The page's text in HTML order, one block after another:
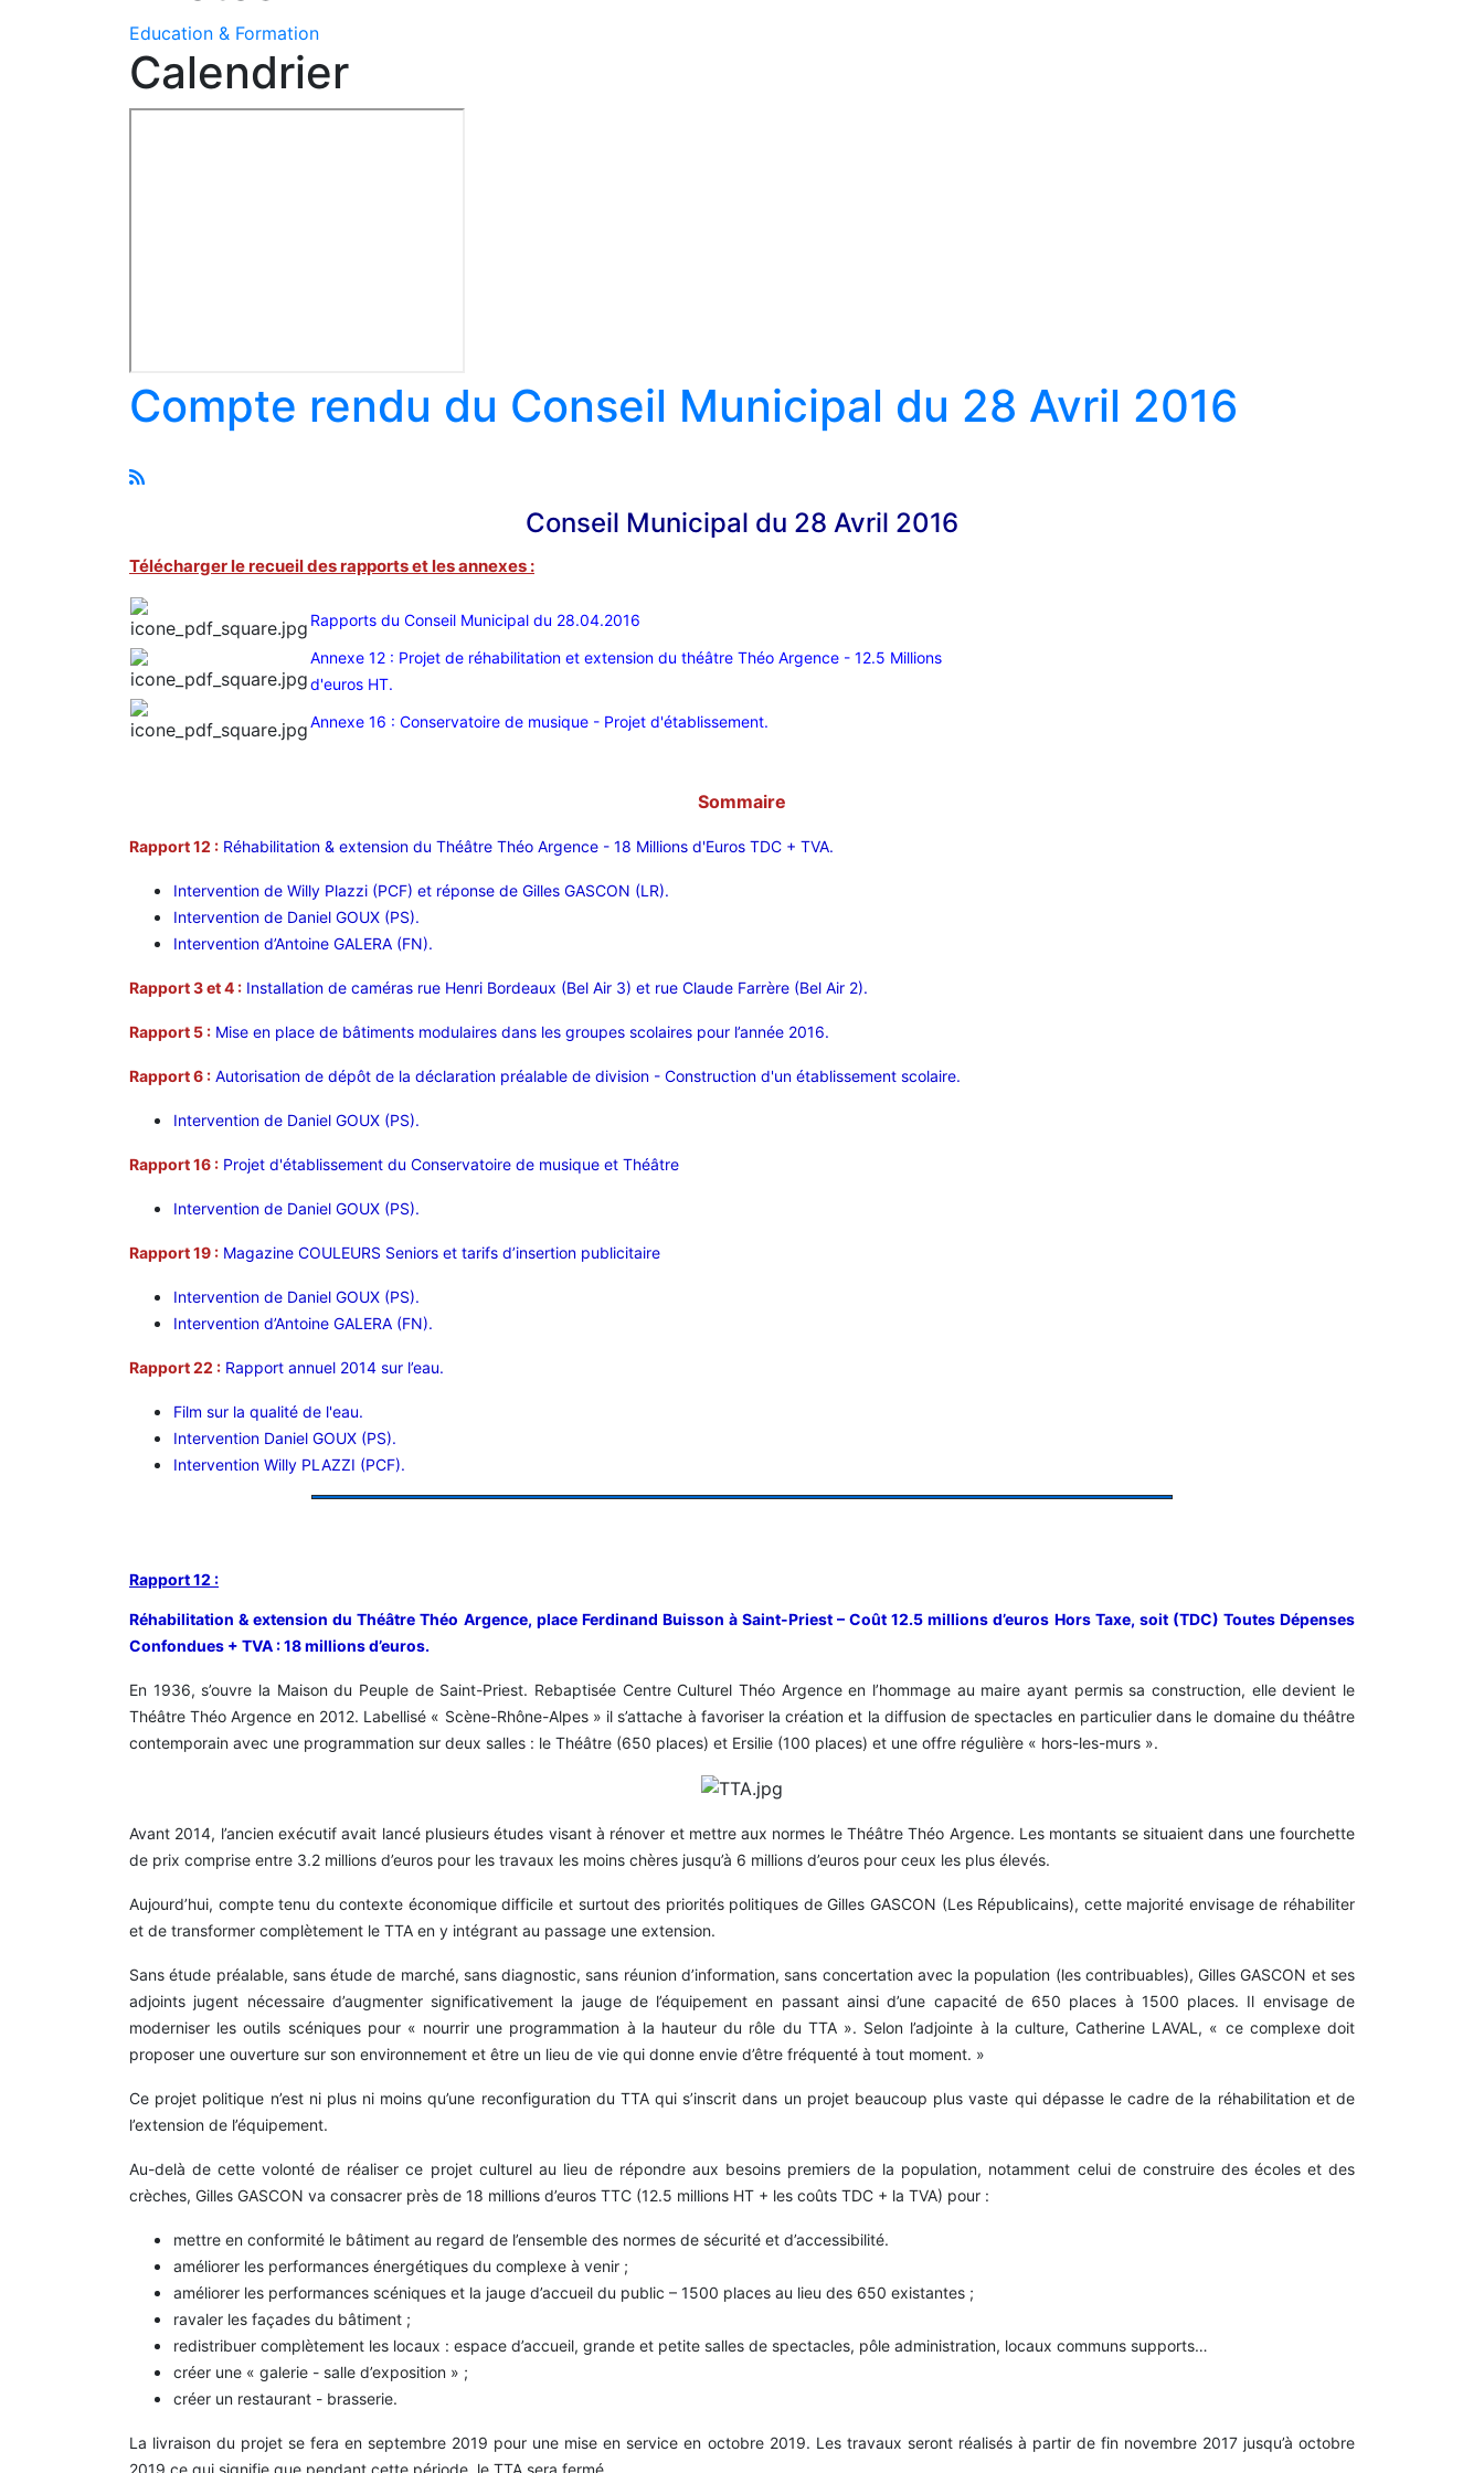
Education & Formation
Calendrier
Compte rendu du Conseil Municipal du 28 Avril 2016
Conseil Municipal du 28 Avril 2016
Télécharger le recueil des rapports et les annexes :
Rapports du Conseil Municipal du 28.04.2016
Annexe 12 : Projet de réhabilitation et extension du théâtre Théo Argence - 12.5 Millions
d'euros HT.
Annexe 16 : Conservatoire de musique - Projet d'établissement.
Sommaire
Rapport 12 : Réhabilitation & extension du Théâtre Théo Argence - 18 Millions d'Euros TDC + TVA.
Intervention de Willy Plazzi (PCF) et réponse de Gilles GASCON (LR).
Intervention de Daniel GOUX (PS).
Intervention d’Antoine GALERA (FN).
Rapport 3 et 4 : Installation de caméras rue Henri Bordeaux (Bel Air 3) et rue Claude Farrère (Bel Air 2).
Rapport 5 : Mise en place de bâtiments modulaires dans les groupes scolaires pour l’année 2016.
Rapport 6 : Autorisation de dépôt de la déclaration préalable de division - Construction d'un établissement scolaire.
Intervention de Daniel GOUX (PS).
Rapport 16 : Projet d'établissement du Conservatoire de musique et Théâtre
Intervention de Daniel GOUX (PS).
Rapport 19 : Magazine COULEURS Seniors et tarifs d’insertion publicitaire
Intervention de Daniel GOUX (PS).
Intervention d’Antoine GALERA (FN).
Rapport 22 : Rapport annuel 2014 sur l’eau.
Film sur la qualité de l'eau.
Intervention Daniel GOUX (PS).
Intervention Willy PLAZZI (PCF).
Rapport 12 :
Réhabilitation & extension du Théâtre Théo Argence, place Ferdinand Buisson à Saint-Priest – Coût 12.5 millions d’euros Hors Taxe, soit (TDC) Toutes Dépenses
Confondues + TVA : 18 millions d’euros.
En 1936, s’ouvre la Maison du Peuple de Saint-Priest. Rebaptisée Centre Culturel Théo Argence en l’hommage au maire ayant permis sa construction, elle devient le
Théâtre Théo Argence en 2012. Labellisé « Scène-Rhône-Alpes » il s’attache à favoriser la création et la diffusion de spectacles en particulier dans le domaine du théâtre
contemporain avec une programmation sur deux salles : le Théâtre (650 places) et Ersilie (100 places) et une offre régulière « hors-les-murs ».
Avant 2014, l’ancien exécutif avait lancé plusieurs études visant à rénover et mettre aux normes le Théâtre Théo Argence. Les montants se situaient dans une fourchette
de prix comprise entre 3.2 millions d’euros pour les travaux les moins chères jusqu’à 6 millions d’euros pour ceux les plus élevés.
Aujourd’hui, compte tenu du contexte économique difficile et surtout des priorités politiques de Gilles GASCON (Les Républicains), cette majorité envisage de réhabiliter
et de transformer complètement le TTA en y intégrant au passage une extension.
Sans étude préalable, sans étude de marché, sans diagnostic, sans réunion d’information, sans concertation avec la population (les contribuables), Gilles GASCON et ses
adjoints jugent nécessaire d’augmenter significativement la jauge de l’équipement en passant ainsi d’une capacité de 650 places à 1500 places. Il envisage de
moderniser les outils scéniques pour « nourrir une programmation à la hauteur du rôle du TTA ». Selon l’adjointe à la culture, Catherine LAVAL, « ce complexe doit
proposer une ouverture sur son environnement et être un lieu de vie qui donne envie d’être fréquenté à tout moment. »
Ce projet politique n’est ni plus ni moins qu’une reconfiguration du TTA qui s’inscrit dans un projet beaucoup plus vaste qui dépasse le cadre de la réhabilitation et de
l’extension de l’équipement.
Au-delà de cette volonté de réaliser ce projet culturel au lieu de répondre aux besoins premiers de la population, notamment celui de construire des écoles et des
crèches, Gilles GASCON va consacrer près de 18 millions d’euros TTC (12.5 millions HT + les coûts TDC + la TVA) pour :
mettre en conformité le bâtiment au regard de l’ensemble des normes de sécurité et d’accessibilité.
améliorer les performances énergétiques du complexe à venir ;
améliorer les performances scéniques et la jauge d’accueil du public – 1500 places au lieu des 650 existantes ;
ravaler les façades du bâtiment ;
redistribuer complètement les locaux : espace d’accueil, grande et petite salles de spectacles, pôle administration, locaux communs supports…
créer une « galerie - salle d’exposition » ;
créer un restaurant - brasserie.
La livraison du projet se fera en septembre 2019 pour une mise en service en octobre 2019. Les travaux seront réalisés à partir de fin novembre 2017 jusqu’à octobre
2019 ce qui signifie que pendant cette période, le TTA sera fermé.